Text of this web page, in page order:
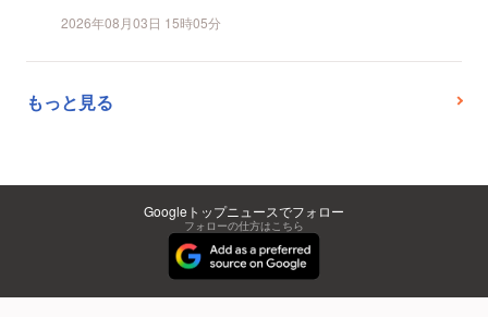
2026年08月03日 15時05分
もっと見る
Googleトップニュースでフォロー
フォローの仕方はこちら